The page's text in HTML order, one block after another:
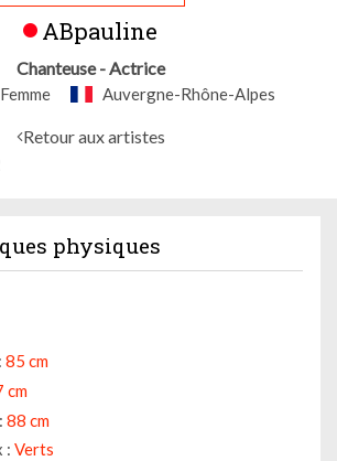
ABpauline
Chanteuse - Actrice
Femme Auvergne-Rhône-Alpes
Retour aux artistes
physiques
85 cm
cm
88 cm
: Verts